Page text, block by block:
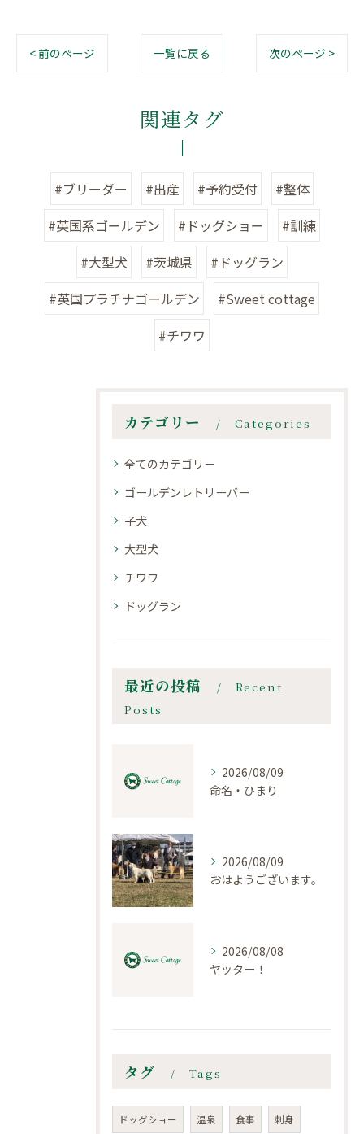
< 前のページ 一覧に戻る 次のページ >
関連タグ
#ブリーダー #出産 #予約受付
#整体
#英国系ゴールデン
#ドッグショー
#訓練
#大型犬
#茨城県
#ドッグラン
#英国プラチナゴールデン
#Sweet cottage
#チワワ
カテゴリー Categories
全てのカテゴリー
ゴールデンレトリーバー
子犬
大型犬
チワワ
ドッグラン
最近の投稿
Recent
Posts
2026/08/09
命名・ひまり
2026/08/09
おはようございます。
2026/08/08
ヤッター！
タグ Tags
ドッグショー 温泉 食事 刺身